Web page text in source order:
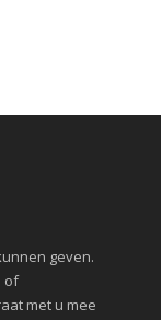
geven.
of
met u mee